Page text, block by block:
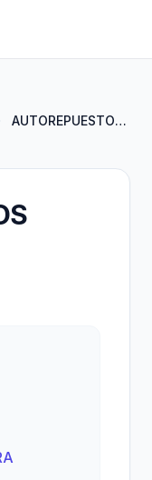
AUTOREPUESTOS MAIIIRANA